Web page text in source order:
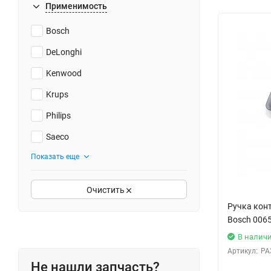
Применимость
Bosch
DeLonghi
Kenwood
Krups
Philips
Saeco
Показать еще
Очистить
Не нашли запчасть?
Ручка
Bosch
В
Артикул: